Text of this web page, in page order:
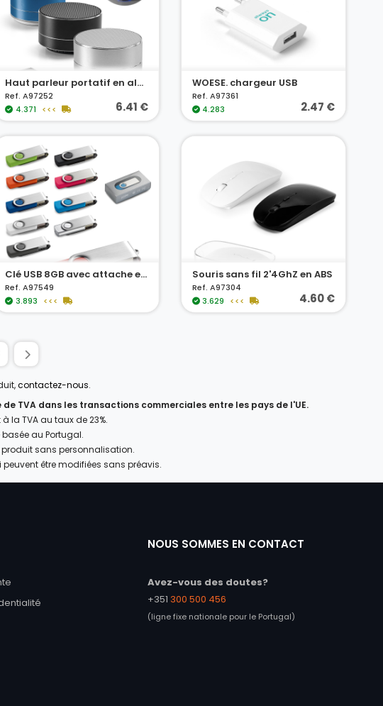
Haut parleur portatif en aluminium avec microphone
Ref. A97252
4.371
<<< 6.41 €
WOESE. chargeur USB
Ref. A97361
4.283
2.47 €
Clé USB 8GB avec attache en métal
Ref. A97549
3.893
<<<
Souris sans fil 2'4GhZ en ABS
Ref. A97304
3.629
<<< 4.60 €
contactez-nous.
TVA dans les transactions commerciales entre les pays de l'UE.
la TVA au taux de 23%.
basée au Portugal.
produit sans personnalisation.
être modifiées sans préavis.
NOUS SOMMES EN CONTACT
Avez-vous des doutes?
+351 300 500 456
(ligne fixe nationale pour le Portugal)